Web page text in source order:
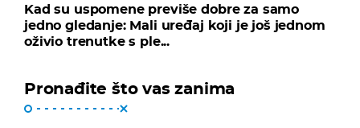
Kad su uspomene previše dobre za samo
jedno gledanje: Mali uređaj koji je još jednom
oživio trenutke s ple...
Pronađite što vas zanima